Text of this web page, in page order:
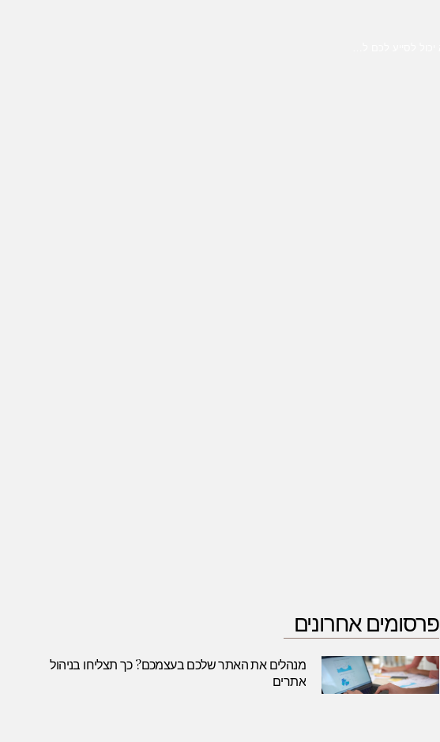
פרסומים אחרונים
מנהלים את האתר שלכם בעצמכם? כך תצליחו בניהול
אתרים